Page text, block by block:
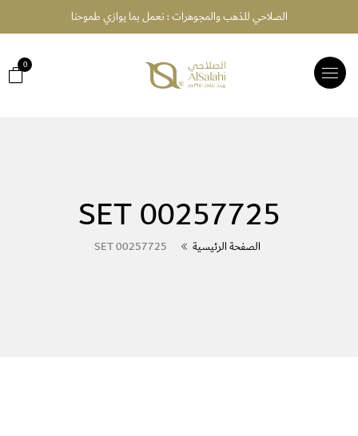
الصلاحي للذهب والمجوهرات : نعمل بما يوازي طموحنا
TOGGLE
NAVIGATION
0
SET 00257725
الصفحة الرئيسية SET 00257725